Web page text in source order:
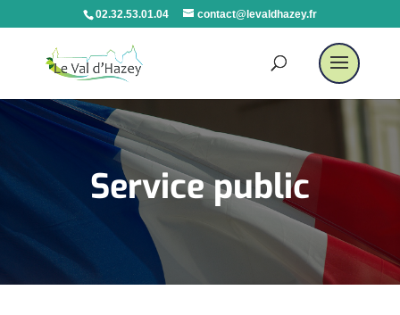
02.32.53.01.04 contact@levaldhazey.fr
Service public